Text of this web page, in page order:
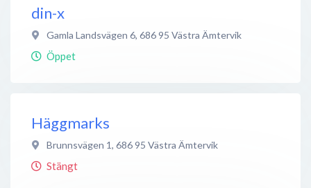
din-x
Gamla Landsvägen 6, 686 95 Västra Ämtervik
Öppet
Häggmarks
Brunnsvägen 1, 686 95 Västra Ämtervik
Stängt